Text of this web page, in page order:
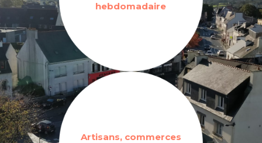
hebdomadaire
Artisans, commerces